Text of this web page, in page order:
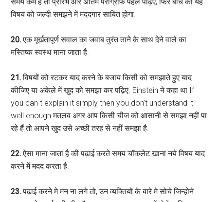
विषय को जल्दी समझने में मददगार साबित होगा.
20.एक मूर्खतापूर्ण सवाल का जवाब तुरंत ताने के साथ देने वाले का
मस्तिष्क स्वस्थ माना जाता है.
21.विषयों को रटकर याद करने के बजाय किसी को समझाते हुए याद
कीजिए या अकेले में खुद को समझा कर पढ़िए. Einstein ने कहा था If
you can t explain it simply then you don’t understand it
well enough मतलब अगर आप किसी चीज को आसानी से समझा नहीं पा
रहे हैं तो आपने खुद उसे अच्छी तरह से नहीं समझा है.
22.ऐसा माना जाता है की पढ़ाई करते समय चॉकलेट खाना नये विषय याद
करने में मदद करता है.
23.पढ़ाई करने मे मन ना लगे तो, उन व्यक्तियों के बारे मे सोचे जिन्होने